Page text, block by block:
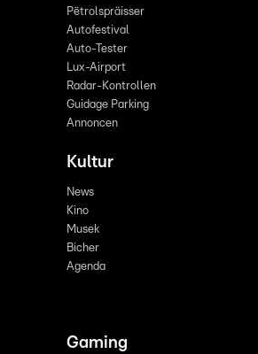
Pëtrolspräisser
Autofestival
Auto-Tester
Lux-Airport
Radar-Kontrollen
Guidage Parking
Annoncen
Kultur
News
Kino
Musek
Bicher
Agenda
Gaming